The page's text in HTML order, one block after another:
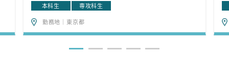
を行い、建物の総合的な設計を行う。
「構造設計」骨格となる柱、梁、基礎について、構
造計算により建物の安全性の検証を行う。
「設備設計」事務所や工場棟に必要な冷熱源や空調
等の機械設備システムの設計を行う。
本科生
専攻科生
勤務地｜東京都